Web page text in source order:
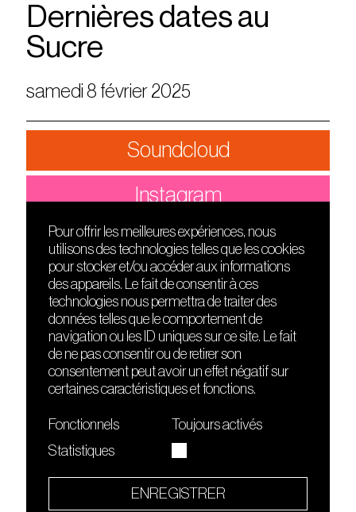
Dernières dates au
Sucre
samedi 8 février 2025
Soundcloud
Instagram
DÉCOUVRIR
Le lieu
Contact
Presse
Cours de DJing
TMLAB
FRIENDS
Nuits sonores
HEAT
Hôtel71
La Gaîté Lyrique
Le Sucre fait partie de
Quartier culturel et créatif
Pour offrir les meilleures expériences, nous
utilisons des technologies telles que les cookies
pour stocker et/ou accéder aux informations
des appareils. Le fait de consentir à ces
technologies nous permettra de traiter des
données telles que le comportement de
navigation ou les ID uniques sur ce site. Le fait
de ne pas consentir ou de retirer son
consentement peut avoir un effet négatif sur
certaines caractéristiques et fonctions.
Fonctionnels
Toujours activés
Statistiques
ENREGISTRER